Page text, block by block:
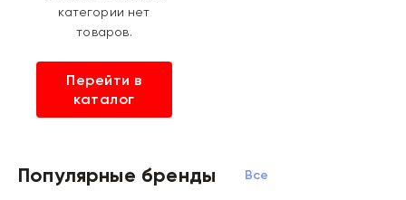
категории нет
товаров.
Перейти в
каталог
Популярные бренды Все бренды